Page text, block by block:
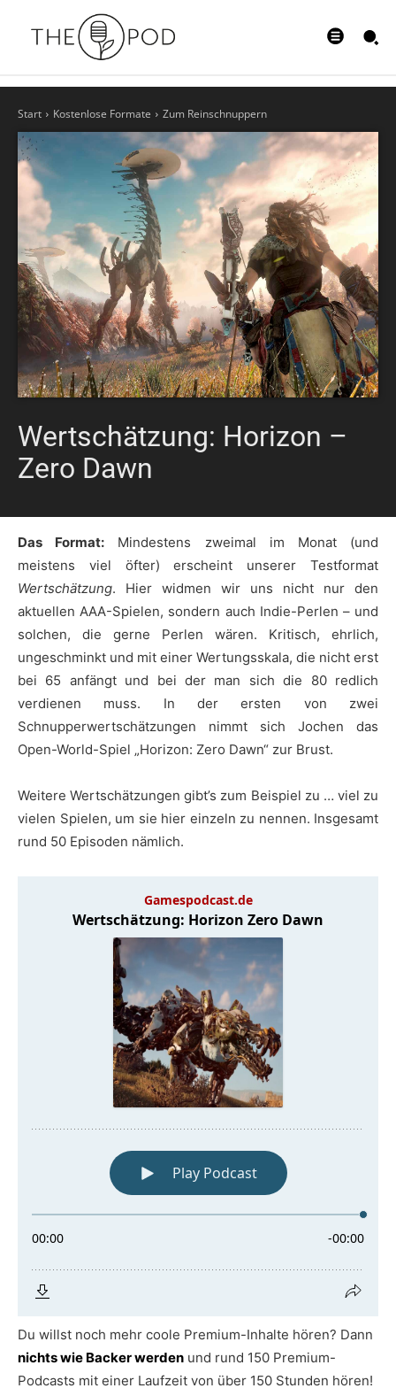
Start Kostenlose Formate Zum Reinschnuppern
Wertschätzung: Horizon –
Zero Dawn
Das Format: Mindestens zweimal im Monat (und
meistens viel öfter) erscheint unserer Testformat
Wertschätzung. Hier widmen wir uns nicht nur den
aktuellen AAA-Spielen, sondern auch Indie-Perlen – und
solchen, die gerne Perlen wären. Kritisch, ehrlich,
ungeschminkt und mit einer Wertungsskala, die nicht erst
bei 65 anfängt und bei der man sich die 80 redlich
verdienen muss. In der ersten von zwei
Schnupperwertschätzungen nimmt sich Jochen das
Open-World-Spiel „Horizon: Zero Dawn“ zur Brust.
Weitere Wertschätzungen gibt’s zum Beispiel zu … viel zu
vielen Spielen, um sie hier einzeln zu nennen. Insgesamt
rund 50 Episoden nämlich.
Du willst noch mehr coole Premium-Inhalte hören? Dann
nichts wie Backer werden und rund 150 Premium-
Podcasts mit einer Laufzeit von über 150 Stunden hören!